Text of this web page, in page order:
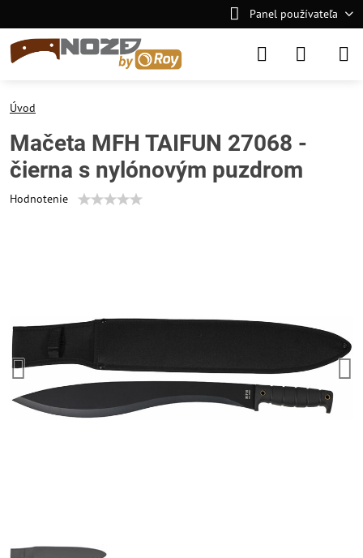
Panel používateľa
Úvod
Mačeta MFH TAIFUN 27068 -
čierna s nylónovým puzdrom
Hodnotenie